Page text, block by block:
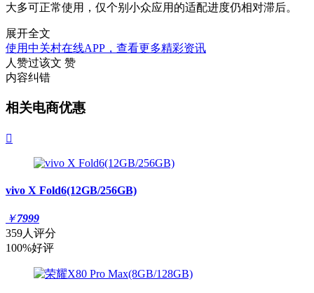
大多可正常使用，仅个别小众应用的适配进度仍相对滞后。
展开全文
使用中关村在线APP，查看更多精彩资讯
人赞过该文 赞
内容纠错
相关电商优惠

vivo X Fold6(12GB/256GB)
￥7999
359人评分
100%好评